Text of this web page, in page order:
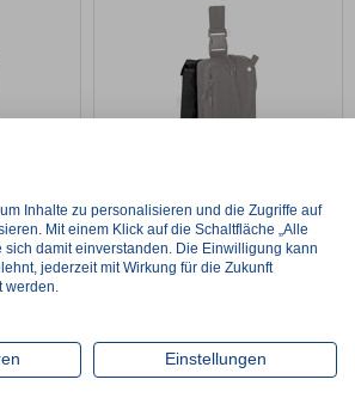
M
€28,04*
€ 23,56
€29,20*
netto:
* inkl. MwSt. und zzgl. Versandkosten
Inhalte zu personalisieren und die Zugriffe auf
Mit einem Klick auf die Schaltfläche „Alle
sich damit einverstanden. Die Einwilligung kann
jederzeit mit Wirkung für die Zukunft
werden.
Einstellungen